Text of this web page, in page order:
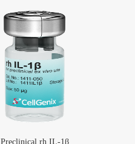
Preclinical rh IL-1β